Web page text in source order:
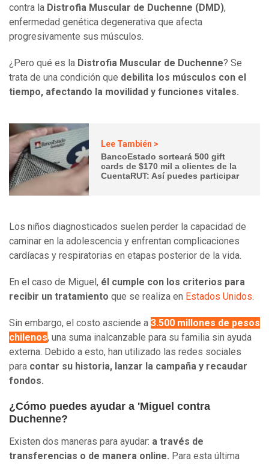
contra la Distrofia Muscular de Duchenne (DMD),
enfermedad genética degenerativa que afecta
progresivamente sus músculos.
¿Pero qué es la Distrofia Muscular de Duchenne? Se
trata de una condición que debilita los músculos con el
tiempo, afectando la movilidad y funciones vitales.
Lee También >
BancoEstado sorteará 500 gift
cards de $170 mil a clientes de la
CuentaRUT: Así puedes participar
Los niños diagnosticados suelen perder la capacidad de
caminar en la adolescencia y enfrentan complicaciones
cardíacas y respiratorias en etapas posterior de la vida.
En el caso de Miguel, él cumple con los criterios para
recibir un tratamiento que se realiza en Estados Unidos.
Sin embargo, el costo asciende a 3.500 millones de pesos
chilenos, una suma inalcanzable para su familia sin ayuda
externa. Debido a esto, han utilizado las redes sociales
para contar su historia, lanzar la campaña y recaudar
fondos.
¿Cómo puedes ayudar a 'Miguel contra
Duchenne?
Existen dos maneras para ayudar: a través de
transferencias o de manera online. Para esta última